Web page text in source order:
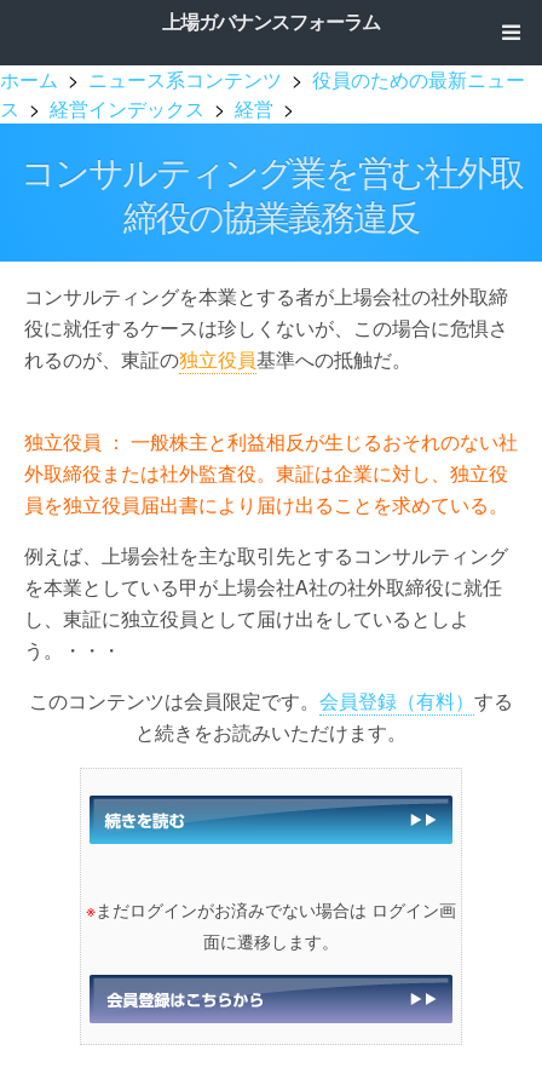
上場ガバナンスフォーラム
ホーム > ニュース系コンテンツ > 役員のための最新ニュー
ス > 経営インデックス > 経営 >
コンサルティング業を営む社外取
締役の協業義務違反
コンサルティングを本業とする者が上場会社の社外取締
役に就任するケースは珍しくないが、この場合に危惧さ
れるのが、東証の独立役員基準への抵触だ。
独立役員 ： 一般株主と利益相反が生じるおそれのない社
外取締役または社外監査役。東証は企業に対し、独立役
員を独立役員届出書により届け出ることを求めている。
例えば、上場会社を主な取引先とするコンサルティング
を本業としている甲が上場会社A社の社外取締役に就任
し、東証に独立役員として届け出をしているとしよ
う。・・・
このコンテンツは会員限定です。 会員登録（有料） する
と続きをお読みいただけます。
※まだログインがお済みでない場合は ログイン画
面に遷移します。